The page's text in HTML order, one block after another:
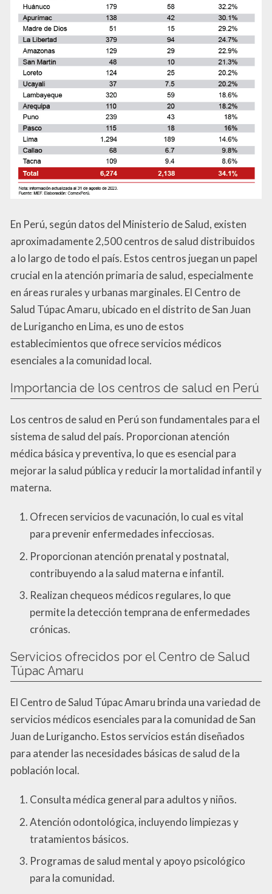
En Perú, según datos del Ministerio de Salud, existen
aproximadamente 2,500 centros de salud distribuidos
a lo largo de todo el país. Estos centros juegan un papel
crucial en la atención primaria de salud, especialmente
en áreas rurales y urbanas marginales. El Centro de
Salud Túpac Amaru, ubicado en el distrito de San Juan
de Lurigancho en Lima, es uno de estos
establecimientos que ofrece servicios médicos
esenciales a la comunidad local.
Importancia de los centros de salud en Perú
Los centros de salud en Perú son fundamentales para el
sistema de salud del país. Proporcionan atención
médica básica y preventiva, lo que es esencial para
mejorar la salud pública y reducir la mortalidad infantil y
materna.
Ofrecen servicios de vacunación, lo cual es vital
para prevenir enfermedades infecciosas.
Proporcionan atención prenatal y postnatal,
contribuyendo a la salud materna e infantil.
Realizan chequeos médicos regulares, lo que
permite la detección temprana de enfermedades
crónicas.
Servicios ofrecidos por el Centro de Salud
Túpac Amaru
El Centro de Salud Túpac Amaru brinda una variedad de
servicios médicos esenciales para la comunidad de San
Juan de Lurigancho. Estos servicios están diseñados
para atender las necesidades básicas de salud de la
población local.
Consulta médica general para adultos y niños.
Atención odontológica, incluyendo limpiezas y
tratamientos básicos.
Programas de salud mental y apoyo psicológico
para la comunidad.